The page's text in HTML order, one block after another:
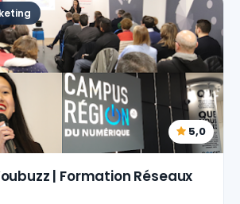
5,0
| Formation Réseaux